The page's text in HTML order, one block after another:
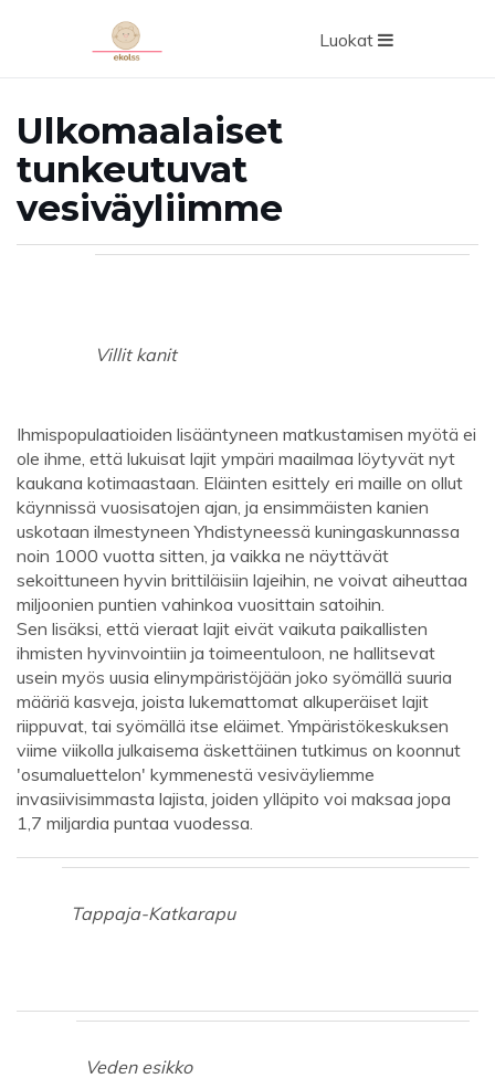
Luokat
Ulkomaalaiset
tunkeutuvat
vesiväyliimme
Villit kanit
Ihmispopulaatioiden lisääntyneen matkustamisen myötä ei
ole ihme, että lukuisat lajit ympäri maailmaa löytyvät nyt
kaukana kotimaastaan. Eläinten esittely eri maille on ollut
käynnissä vuosisatojen ajan, ja ensimmäisten kanien
uskotaan ilmestyneen Yhdistyneessä kuningaskunnassa
noin 1000 vuotta sitten, ja vaikka ne näyttävät
sekoittuneen hyvin brittiläisiin lajeihin, ne voivat aiheuttaa
miljoonien puntien vahinkoa vuosittain satoihin.
Sen lisäksi, että vieraat lajit eivät vaikuta paikallisten
ihmisten hyvinvointiin ja toimeentuloon, ne hallitsevat
usein myös uusia elinympäristöjään joko syömällä suuria
määriä kasveja, joista lukemattomat alkuperäiset lajit
riippuvat, tai syömällä itse eläimet. Ympäristökeskuksen
viime viikolla julkaisema äskettäinen tutkimus on koonnut
'osumaluettelon' kymmenestä vesiväyliemme
invasiivisimmasta lajista, joiden ylläpito voi maksaa jopa
1,7 miljardia puntaa vuodessa.
Tappaja-Katkarapu
Veden esikko